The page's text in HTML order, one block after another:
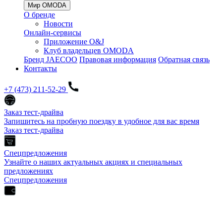
Мир OMODA
О бренде
Новости
Онлайн-сервисы
Приложение O&J
Клуб владельцев OMODA
Бренд JAECOO Правовая информация Обратная связь
Контакты
+7 (473) 211-52-29
Заказ тест-драйва
Запишитесь на пробную поездку в удобное для вас время
Заказ тест-драйва
Спецпредложения
Узнайте о наших актуальных акциях и специальных
предложениях
Спецпредложения